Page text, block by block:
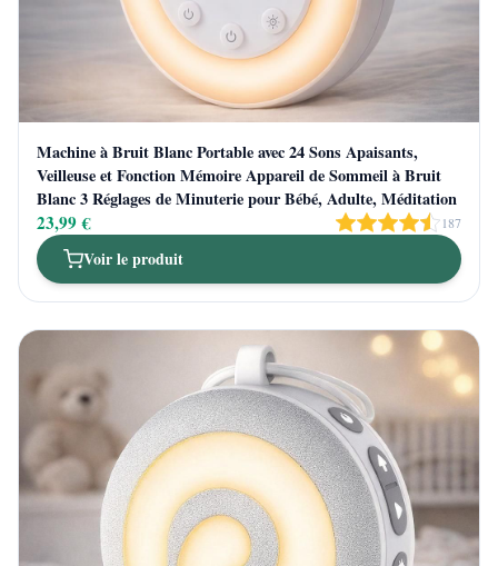
Machine à Bruit Blanc Portable avec 24 Sons Apaisants,
Veilleuse et Fonction Mémoire Appareil de Sommeil à Bruit
Blanc 3 Réglages de Minuterie pour Bébé, Adulte, Méditation
23,99 € 187
Voir le produit